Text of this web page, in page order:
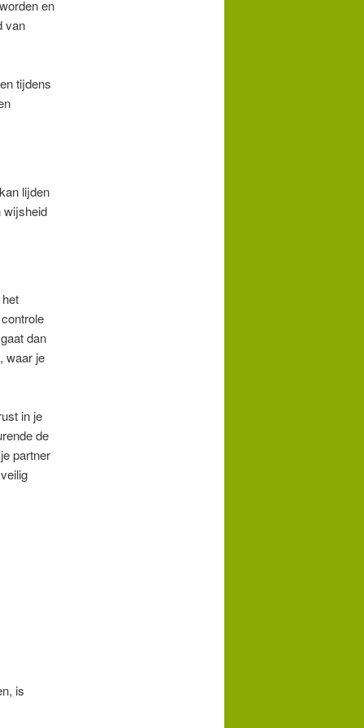
en
van
tijdens
lijden
wijsheid
dan
waar je
in je
de
partner
is